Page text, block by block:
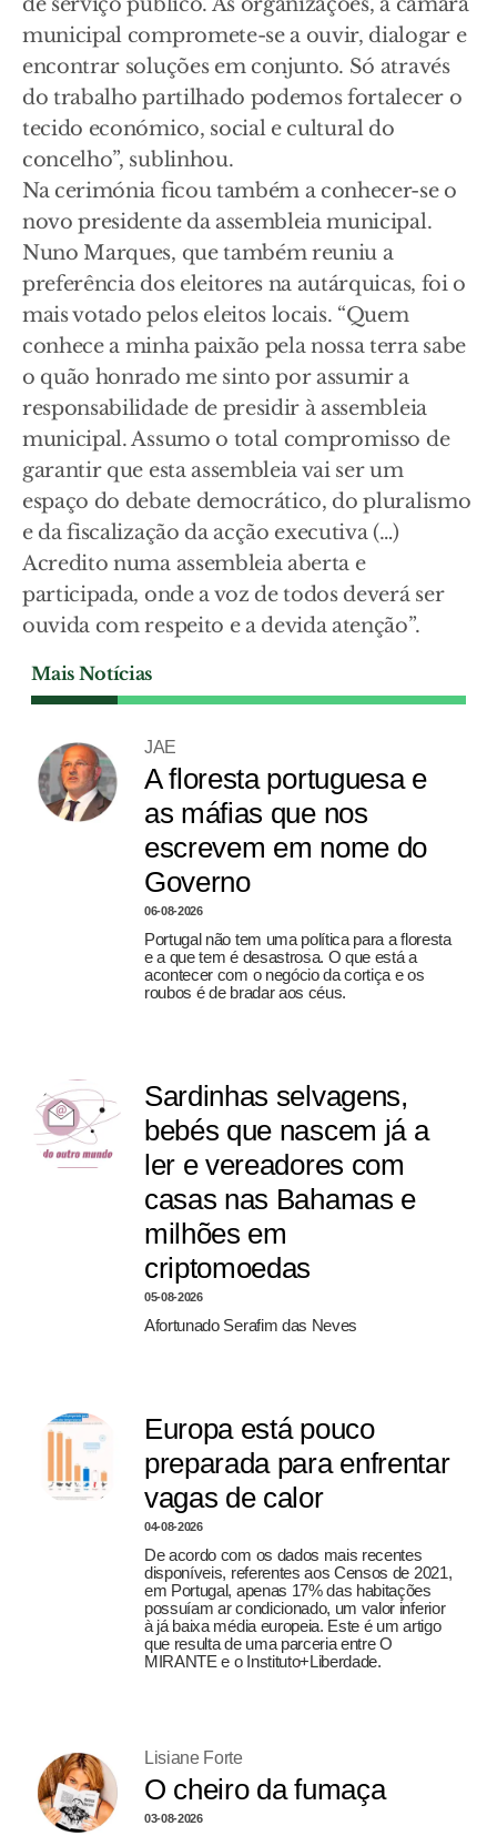
municipal compromete-se a ouvir, dialogar e
encontrar soluções em conjunto. Só através
do trabalho partilhado podemos fortalecer o
tecido económico, social e cultural do
concelho”, sublinhou.
Na cerimónia ficou também a conhecer-se o
novo presidente da assembleia municipal.
Nuno Marques, que também reuniu a
preferência dos eleitores na autárquicas, foi o
mais votado pelos eleitos locais. “Quem
conhece a minha paixão pela nossa terra sabe
o quão honrado me sinto por assumir a
responsabilidade de presidir à assembleia
municipal. Assumo o total compromisso de
garantir que esta assembleia vai ser um
espaço do debate democrático, do pluralismo
e da fiscalização da acção executiva (…)
Acredito numa assembleia aberta e
participada, onde a voz de todos deverá ser
ouvida com respeito e a devida atenção”.
Mais Notícias
JAE
A floresta portuguesa e
as máfias que nos
escrevem em nome do
Governo
06-08-2026
Portugal não tem uma política para a floresta
e a que tem é desastrosa. O que está a
acontecer com o negócio da cortiça e os
roubos é de bradar aos céus.
Sardinhas selvagens,
bebés que nascem já a
ler e vereadores com
casas nas Bahamas e
milhões em
criptomoedas
05-08-2026
Afortunado Serafim das Neves
Europa está pouco
preparada para enfrentar
vagas de calor
04-08-2026
De acordo com os dados mais recentes
disponíveis, referentes aos Censos de 2021,
em Portugal, apenas 17% das habitações
possuíam ar condicionado, um valor inferior
à já baixa média europeia. Este é um artigo
que resulta de uma parceria entre O
MIRANTE e o Instituto+Liberdade.
Lisiane Forte
O cheiro da fumaça
03-08-2026